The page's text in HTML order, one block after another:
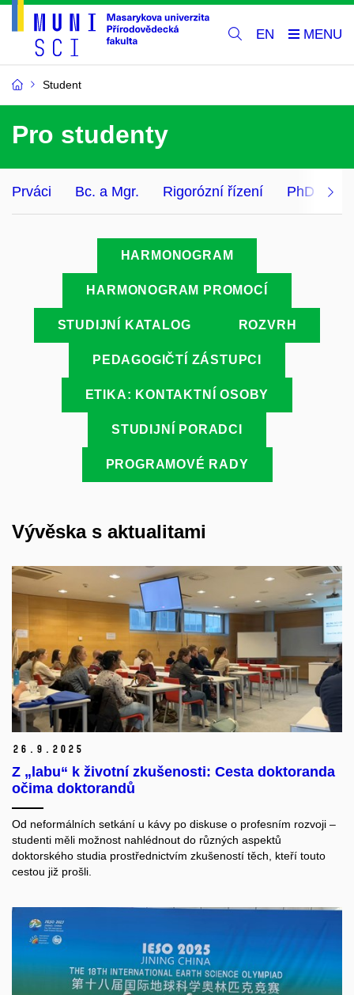
EN
Student
Pro studenty
Prváci Bc. a Mgr. Rigorózní řízení PhD
HARMONOGRAM
HARMONOGRAM PROMOCÍ
STUDIJNÍ KATALOG ROZVRH
PEDAGOGIČTÍ ZÁSTUPCI
ETIKA: KONTAKTNÍ OSOBY
STUDIJNÍ PORADCI
PROGRAMOVÉ RADY
Vývěska s aktualitami
26. 9. 2025
Z „labu“ k životní zkušenosti: Cesta doktoranda
očima doktorandů
Od neformálních setkání u kávy po diskuse o profesním rozvoji –
studenti měli možnost nahlédnout do různých aspektů
doktorského studia prostřednictvím zkušeností těch, kteří touto
cestou již prošli.